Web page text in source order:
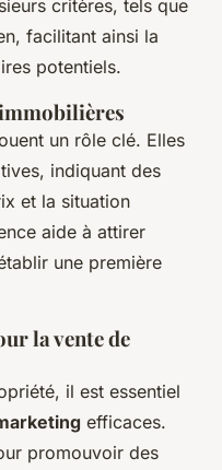
critères, tels que
facilitant ainsi la
potentiels.
un rôle clé. Elles
indiquant des
et la situation
aide à attirer
une première
la vente de
il est essentiel
efficaces.
promouvoir des